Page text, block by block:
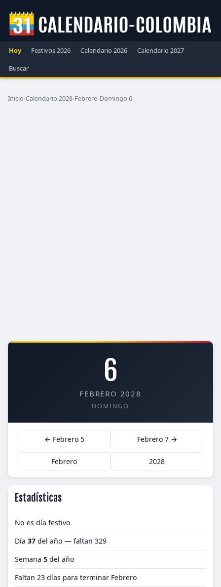
Hoy Festivos 2026 Calendario 2026
Calendario 2027
Buscar
Inicio›Calendario 2028›Febrero›Domingo 6
6
FEBRERO 2028
DOMINGO
← Febrero 5 Febrero 7 →
Febrero 2028
Estadísticas
No es día festivo
Día 37 del año — faltan 329
Semana 5 del año
Faltan 23 días para terminar Febrero